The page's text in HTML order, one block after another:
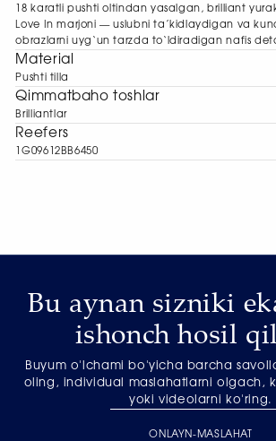
18 karatli pushti oltindan yasalgan, brilliant
Love In marjoni — uslubni ta’kidlaydigan va
obrazlarni uyg‘un tarzda to‘ldiradigan nafis
Material
Pushti tilla
Qimmatbaho toshlar
Brilliantlar
Reefers
1G09612BB6450
Bu aynan sizniki
ishonch hosil
Buyum o'lchami bo'yicha barcha
oling, individual maslahatlarni olgach,
yoki videolarni ko'ring.
ONLAYN-MASLAHAT